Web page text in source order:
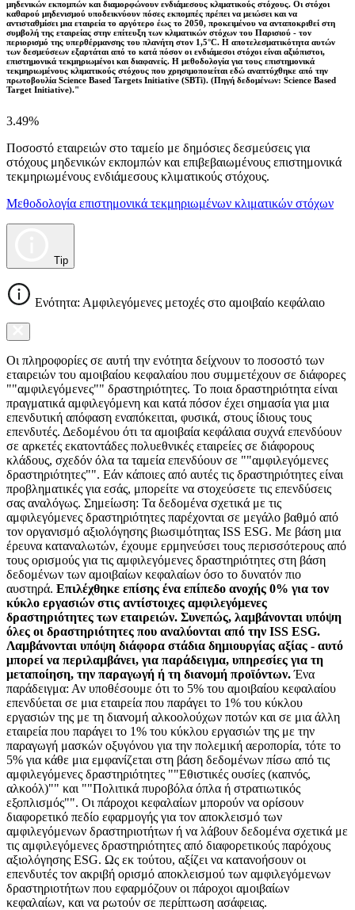
μηδενικών εκπομπών και διαμορφώνουν ενδιάμεσους κλιματικούς στόχους. Οι στόχοι
καθαρού μηδενισμού υποδεικνύουν πόσες εκπομπές πρέπει να μειώσει και να
αντισταθμίσει μια εταιρεία το αργότερο έως το 2050, προκειμένου να ανταποκριθεί στη
συμβολή της εταιρείας στην επίτευξη των κλιματικών στόχων του Παρισιού - τον
περιορισμό της υπερθέρμανσης του πλανήτη στον 1,5°C. Η αποτελεσματικότητα αυτών
των δεσμεύσεων εξαρτάται από το κατά πόσον οι ενδιάμεσοι στόχοι είναι αξιόπιστοι,
επιστημονικά τεκμηριωμένοι και διαφανείς. Η μεθοδολογία για τους επιστημονικά
τεκμηριωμένους κλιματικούς στόχους που χρησιμοποιείται εδώ αναπτύχθηκε από την
πρωτοβουλία Science Based Targets Initiative (SBTi). (Πηγή δεδομένων: Science Based
Target Initiative)."
3.49%
Ποσοστό εταιρειών στο ταμείο με δημόσιες δεσμεύσεις για
στόχους μηδενικών εκπομπών και επιβεβαιωμένους επιστημονικά
τεκμηριωμένους ενδιάμεσους κλιματικούς στόχους.
Μεθοδολογία επιστημονικά τεκμηριωμένων κλιματικών στόχων
Tip
Ενότητα: Αμφιλεγόμενες μετοχές στο αμοιβαίο κεφάλαιο
Οι πληροφορίες σε αυτή την ενότητα δείχνουν το ποσοστό των
εταιρειών του αμοιβαίου κεφαλαίου που συμμετέχουν σε διάφορες
""αμφιλεγόμενες"" δραστηριότητες. Το ποια δραστηριότητα είναι
πραγματικά αμφιλεγόμενη και κατά πόσον έχει σημασία για μια
επενδυτική απόφαση εναπόκειται, φυσικά, στους ίδιους τους
επενδυτές. Δεδομένου ότι τα αμοιβαία κεφάλαια συχνά επενδύουν
σε αρκετές εκατοντάδες πολυεθνικές εταιρείες σε διάφορους
κλάδους, σχεδόν όλα τα ταμεία επενδύουν σε ""αμφιλεγόμενες
δραστηριότητες"". Εάν κάποιες από αυτές τις δραστηριότητες είναι
προβληματικές για εσάς, μπορείτε να στοχεύσετε τις επενδύσεις
σας αναλόγως. Σημείωση: Τα δεδομένα σχετικά με τις
αμφιλεγόμενες δραστηριότητες παρέχονται σε μεγάλο βαθμό από
τον οργανισμό αξιολόγησης βιωσιμότητας ISS ESG. Με βάση μια
έρευνα καταναλωτών, έχουμε ερμηνεύσει τους περισσότερους από
τους ορισμούς για τις αμφιλεγόμενες δραστηριότητες στη βάση
δεδομένων των αμοιβαίων κεφαλαίων όσο το δυνατόν πιο
αυστηρά. Επιλέχθηκε επίσης ένα επίπεδο ανοχής 0% για τον
κύκλο εργασιών στις αντίστοιχες αμφιλεγόμενες
δραστηριότητες των εταιρειών. Συνεπώς, λαμβάνονται υπόψη
όλες οι δραστηριότητες που αναλύονται από την ISS ESG.
Λαμβάνονται υπόψη διάφορα στάδια δημιουργίας αξίας - αυτό
μπορεί να περιλαμβάνει, για παράδειγμα, υπηρεσίες για τη
μεταποίηση, την παραγωγή ή τη διανομή προϊόντων.Ένα
παράδειγμα: Αν υποθέσουμε ότι το 5% του αμοιβαίου κεφαλαίου
επενδύεται σε μια εταιρεία που παράγει το 1% του κύκλου
εργασιών της με τη διανομή αλκοολούχων ποτών και σε μια άλλη
εταιρεία που παράγει το 1% του κύκλου εργασιών της με την
παραγωγή μασκών οξυγόνου για την πολεμική αεροπορία, τότε το
5% για κάθε μια εμφανίζεται στη βάση δεδομένων πίσω από τις
αμφιλεγόμενες δραστηριότητες ""Εθιστικές ουσίες (καπνός,
αλκοόλ)"" και ""Πολιτικά πυροβόλα όπλα ή στρατιωτικός
εξοπλισμός"". Οι πάροχοι κεφαλαίων μπορούν να ορίσουν
διαφορετικό πεδίο εφαρμογής για τον αποκλεισμό των
αμφιλεγόμενων δραστηριοτήτων ή να λάβουν δεδομένα σχετικά με
τις αμφιλεγόμενες δραστηριότητες από διαφορετικούς παρόχους
αξιολόγησης ESG. Ως εκ τούτου, αξίζει να κατανοήσουν οι
επενδυτές τον ακριβή ορισμό αποκλεισμού των αμφιλεγόμενων
δραστηριοτήτων που εφαρμόζουν οι πάροχοι αμοιβαίων
κεφαλαίων, και να ρωτούν σε περίπτωση ασάφειας.